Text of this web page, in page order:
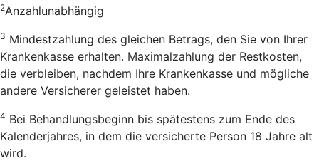
2Anzahlunabhängig
3 Mindestzahlung des gleichen Betrags, den Sie von Ihrer
Krankenkasse erhalten. Maximalzahlung der Restkosten,
die verbleiben, nachdem Ihre Krankenkasse und mögliche
andere Versicherer geleistet haben.
4 Bei Behandlungsbeginn bis spätestens zum Ende des
Kalenderjahres, in dem die versicherte Person 18 Jahre alt
wird.